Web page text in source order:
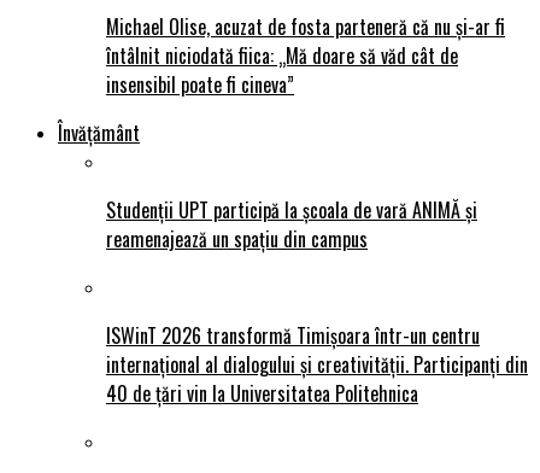
Michael Olise, acuzat de fosta parteneră că nu și-ar fi
întâlnit niciodată fiica: „Mă doare să văd cât de
insensibil poate fi cineva”
Învățământ
Studenții UPT participă la școala de vară ANIMĂ și
reamenajează un spațiu din campus
ISWinT 2026 transformă Timișoara într-un centru
internațional al dialogului și creativității. Participanți din
40 de țări vin la Universitatea Politehnica